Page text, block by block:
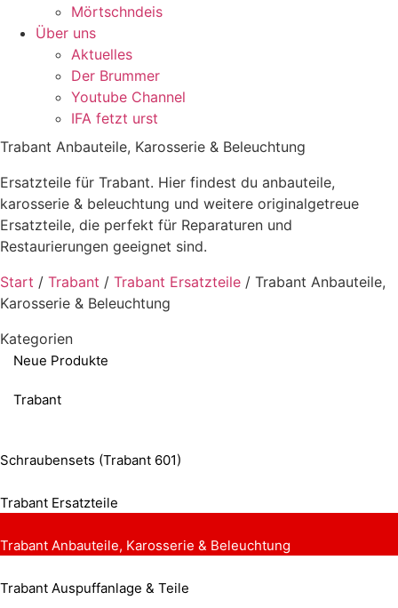
Mörtschndeis
Über uns
Aktuelles
Der Brummer
Youtube Channel
IFA fetzt urst
Trabant Anbauteile, Karosserie & Beleuchtung
Ersatzteile für Trabant. Hier findest du anbauteile,
karosserie & beleuchtung und weitere originalgetreue
Ersatzteile, die perfekt für Reparaturen und
Restaurierungen geeignet sind.
Start / Trabant / Trabant Ersatzteile / Trabant Anbauteile,
Karosserie & Beleuchtung
Kategorien
Neue Produkte
Trabant
Schraubensets (Trabant 601)
Trabant Ersatzteile
Trabant Anbauteile, Karosserie & Beleuchtung
Trabant Auspuffanlage & Teile